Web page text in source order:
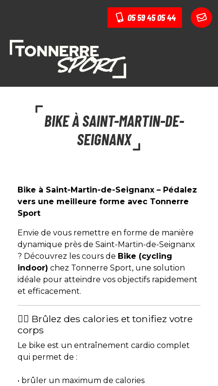
05 59 45 05 44
BIKE À SAINT-MARTIN-DE-
SEIGNANX
Bike à Saint-Martin-de-Seignanx – Pédalez
vers une meilleure forme avec Tonnerre
Sport
Envie de vous remettre en forme de manière
dynamique près de Saint-Martin-de-Seignanx
? Découvrez les cours de Bike (cycling
indoor) chez Tonnerre Sport, une solution
idéale pour atteindre vos objectifs rapidement
et efficacement.
🚴‍♂️ Brûlez des calories et tonifiez votre
corps
Le bike est un entraînement cardio complet
qui permet de :
• brûler un maximum de calories